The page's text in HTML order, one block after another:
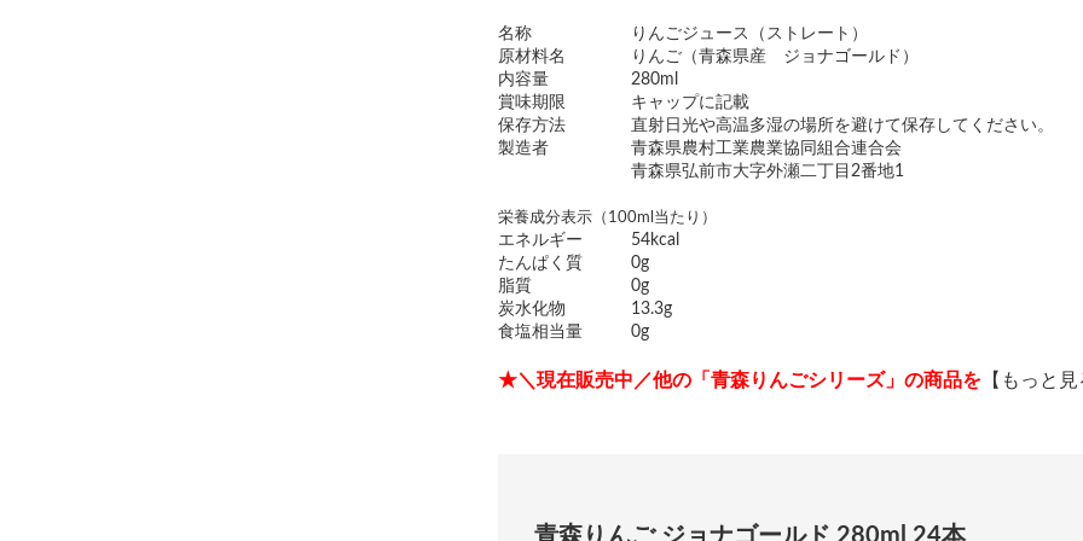
名称
りんごジュース（ストレート）
原材料名
りんご（青森県産 ジョナゴールド）
内容量
280ml
賞味期限
キャップに記載
保存方法
直射日光や高温多湿の場所を避けて保存してください。
製造者
青森県農村工業農業協同組合連合会
青森県弘前市大字外瀬二丁目2番地1
栄養成分表示（100ml当たり）
エネルギー
54kcal
たんぱく質
0g
脂質
0g
炭水化物
13.3g
食塩相当量
0g
★＼現在販売中／他の「青森りんごシリーズ」の商品を 【もっと
青森りんご ジョナゴールド 280ml 24本